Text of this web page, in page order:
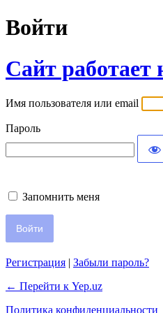
Войти
Сайт работает
Имя пользователя или email
Пароль
Запомнить меня
Регистрация | Забыли пароль?
← Перейти к Yep.uz
Политика конфиденциальности